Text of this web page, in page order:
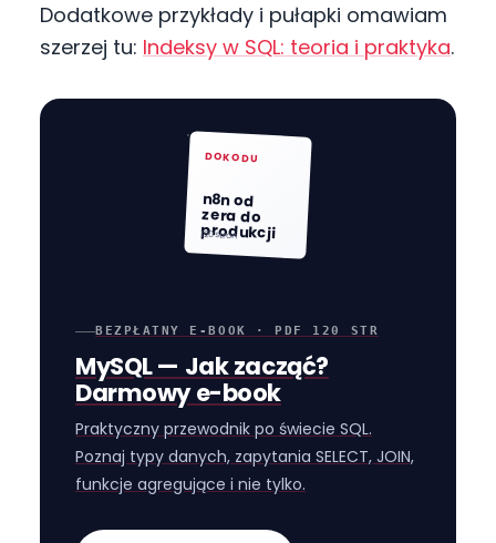
Dodatkowe przykłady i pułapki omawiam
szerzej tu: Indeksy w SQL: teoria i praktyka.
DOKODU
n8n od
zera do
produkcji
120 stron
BEZPŁATNY E-BOOK · PDF 120 STR
MySQL — Jak zacząć?
Darmowy e-book
Praktyczny przewodnik po świecie SQL.
Poznaj typy danych, zapytania SELECT, JOIN,
funkcje agregujące i nie tylko.